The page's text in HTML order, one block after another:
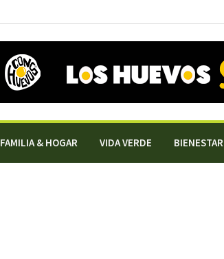
FAMILIA & HOGAR VIDA VERDE BIENESTAR